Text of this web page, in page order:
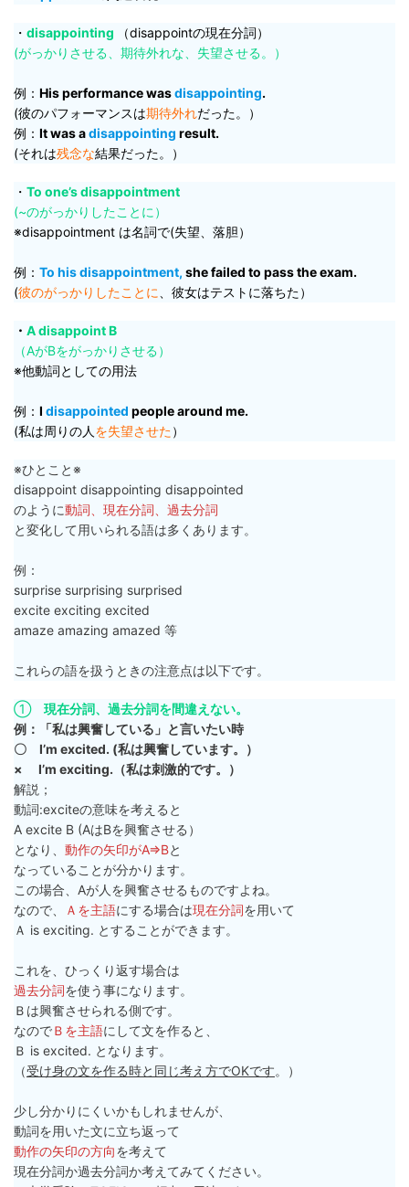
・ disappointing
（disappointの現在分詞）
(がっかりさせる、期待外れな、失望させる。）
例： His performance wasdisappointing.
(彼のパフォーマンスは期待外れだった。）
例： It was adisappointing result.
(それは残念な結果だった。）
・ To one’s disappointment
(~のがっかりしたことに）
※disappointment は名詞で(失望、落胆）
例： To his disappointment, she failed to pass the exam.
(彼のがっかりしたことに 、彼女はテストに落ちた）
・ A disappoint B
（AがBをがっかりさせる）
※他動詞としての用法
例： I disappointed people around me.
(私は周りの人 を失望させた）
※ひとこと※
disappoint disappointing disappointed
のように動詞、現在分詞、過去分詞
と変化して用いられる語は多くあります。
例：
surprise surprising surprised
excite exciting excited
amaze amazing amazed 等
これらの語を扱うときの注意点は以下です。
① 現在分詞、過去分詞を間違えない。
例：「私は興奮している」と言いたい時
〇 I’m excited. (私は興奮しています。）
× I’m exciting.（私は刺激的です。）
解説；
動詞:exciteの意味を考えると
A excite B (AはBを興奮させる）
となり、 動作の矢印がA⇒Bと
なっていることが分かります。
この場合、Aが人を興奮させるものですよね。
なので、
Ａを主語にする場合は現在分詞を用いて
Ａ is exciting. とすることができます。
これを、ひっくり返す場合は
過去分詞を使う事になります。
Ｂは興奮させられる側です。
なのでＢを主語にして文を作ると、
Ｂ is excited. となります。
（受け身の文を作る時と同じ考え方でOKです。）
少し分かりにくいかもしれませんが、
動詞を用いた文に立ち返って
動作の矢印の方向を考えて
現在分詞か過去分詞か考えてみてください。